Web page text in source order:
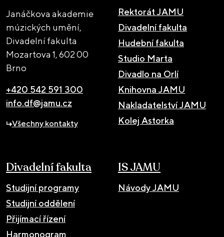
Janáčkova akademie
múzických umění,
Divadelní fakulta
Mozartova 1,602 00
Brno
+420 542 591 300
info.df@jamu.cz
Všechny kontakty
Rektorát JAMU
Divadelní fakulta
Hudební fakulta
Studio Marta
Divadlo na Orlí
Knihovna JAMU
Nakladatelství JAMU
Kolej Astorka
Divadelní fakulta
Studijní programy
Studijní oddělení
Přijímací řízení
Harmonogram
IS JAMU
Návody JAMU